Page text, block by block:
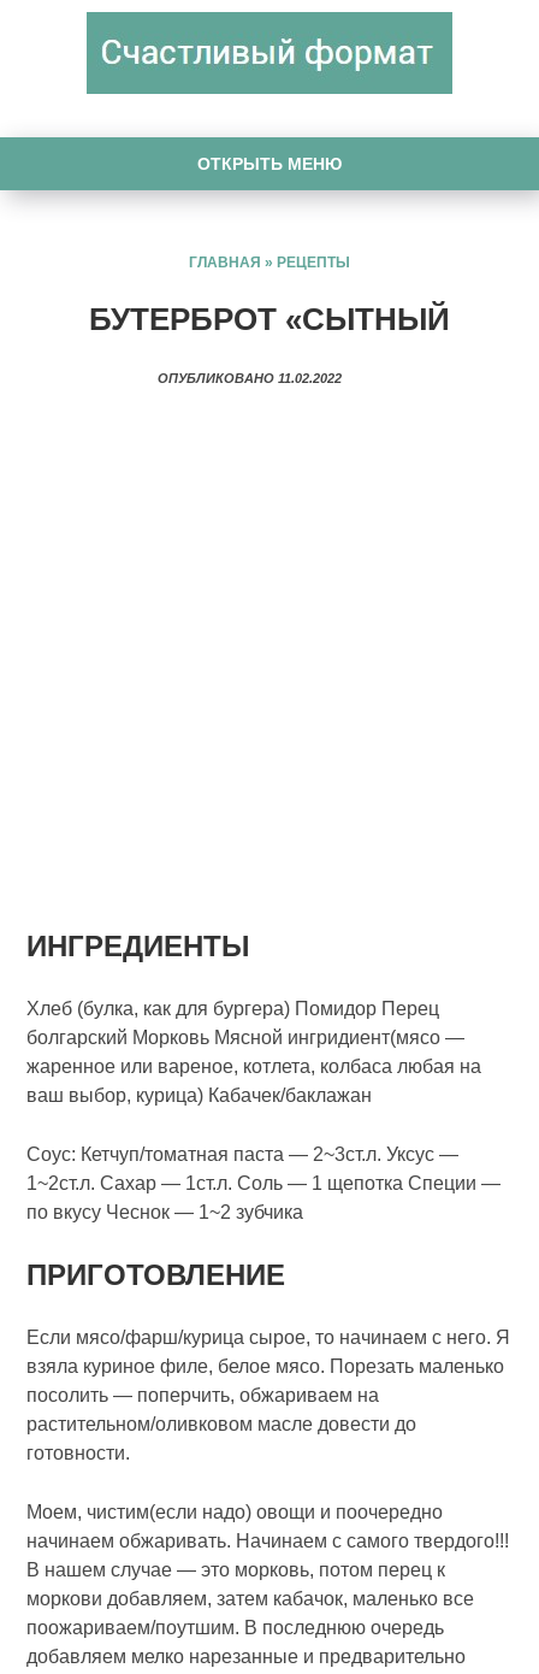
ОТКРЫТЬ МЕНЮ
ГЛАВНАЯ » РЕЦЕПТЫ
БУТЕРБРОТ «СЫТНЫЙ
ОПУБЛИКОВАНО 11.02.2022
ИНГРЕДИЕНТЫ
Хлеб (булка, как для бургера) Помидор Перец
болгарский Морковь Мясной ингридиент(мясо —
жаренное или вареное, котлета, колбаса любая на
ваш выбор, курица) Кабачек/баклажан
Соус: Кетчуп/томатная паста — 2~3ст.л. Уксус —
1~2ст.л. Сахар — 1ст.л. Соль — 1 щепотка Специи —
по вкусу Чеснок — 1~2 зубчика
ПРИГОТОВЛЕНИЕ
Если мясо/фарш/курица сырое, то начинаем с него. Я
взяла куриное филе, белое мясо. Порезать маленько
посолить — поперчить, обжариваем на
растительном/оливковом масле довести до
готовности.
Моем, чистим(если надо) овощи и поочередно
начинаем обжаривать. Начинаем с самого твердого!!!
В нашем случае — это морковь, потом перец к
моркови добавляем, затем кабачок, маленько все
поожариваем/поутшим. В последнюю очередь
добавляем мелко нарезанные и предварительно